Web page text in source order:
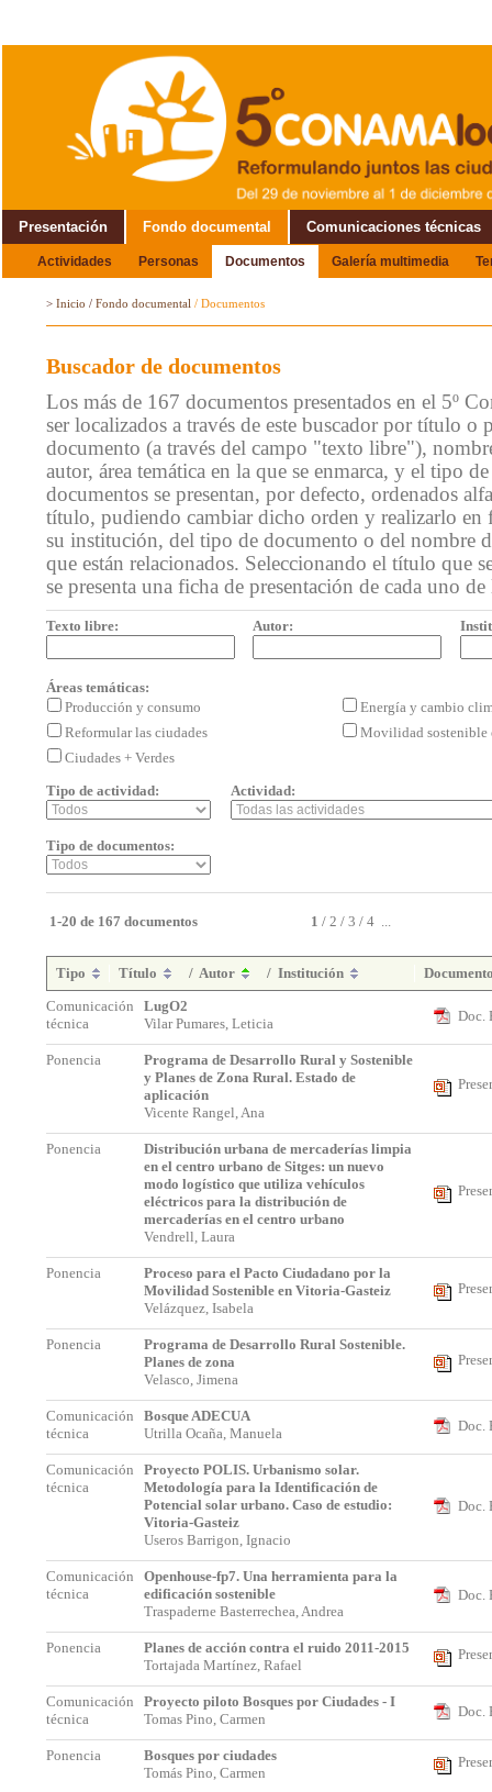
Presentación Fondo documental Comunicaciones técnicas
Actividades Personas Documentos Galería multimedia
Alrededor del Encuentro
> Inicio / Fondo documental / Documentos
Buscador de documentos
Los más de 167 documentos presentados en el 5º
ser localizados a través de este buscador por título o
documento (a través del campo "texto libre"),
autor, área temática en la que se enmarca, y el tipo
documentos se presentan, por defecto, ordenados
título, pudiendo cambiar dicho orden y realizarlo en
su institución, del tipo de documento o del nombre
que están relacionados. Seleccionando el título que
se presenta una ficha de presentación de cada uno
Texto libre: Autor:
Áreas temáticas:
Producción y consumo
Energía y cambio
Reformular las ciudades
Movilidad sostenible
Ciudades + Verdes
Tipo de actividad:
Actividad:
Tipo de documentos:
1-20 de 167 documentos 1 / 2 / 3 / 4 ...
Tipo Título / Autor / Institución
Comunicación
técnica
LugO2
Vilar Pumares, Leticia
Doc.
Ponencia
Programa de Desarrollo Rural y Sostenible
y Planes de Zona Rural. Estado de
aplicación
Vicente Rangel, Ana
Ponencia
Distribución urbana de mercaderías limpia
en el centro urbano de Sitges: un nuevo
modo logístico que utiliza vehículos
eléctricos para la distribución de
mercaderías en el centro urbano
Vendrell, Laura
Ponencia
Proceso para el Pacto Ciudadano por la
Movilidad Sostenible en Vitoria-Gasteiz
Velázquez, Isabela
Ponencia
Programa de Desarrollo Rural Sostenible.
Planes de zona
Velasco, Jimena
Comunicación
técnica
Bosque ADECUA
Utrilla Ocaña, Manuela
Doc.
Comunicación
técnica
Proyecto POLIS. Urbanismo solar.
Metodología para la Identificación de
Potencial solar urbano. Caso de estudio:
Vitoria-Gasteiz
Useros Barrigon, Ignacio
Doc.
Comunicación
técnica
Openhouse-fp7. Una herramienta para la
edificación sostenible
Traspaderne Basterrechea, Andrea
Doc.
Ponencia
Planes de acción contra el ruido 2011-2015
Tortajada Martínez, Rafael
Comunicación
técnica
Proyecto piloto Bosques por Ciudades - I
Tomas Pino, Carmen
Doc.
Ponencia
Bosques por ciudades
Tomás Pino, Carmen